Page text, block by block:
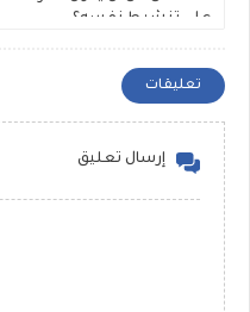
على تنشيط نفسه؟
تعليقات
إرسال تعليق